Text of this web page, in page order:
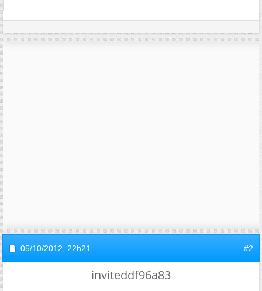
05/10/2012, 22h21 #2
inviteddf96a83